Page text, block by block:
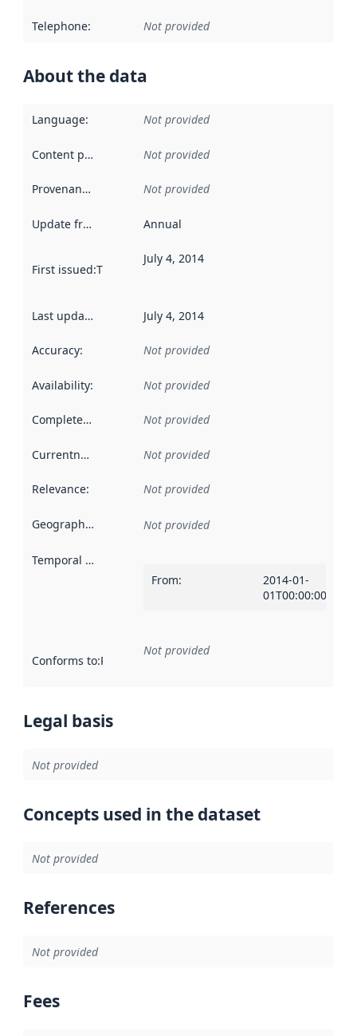
Telephone: Not provided
About the data
Language: Not provided
Content providers Not provided
Provenance Not provided
Update frequency Annual
First issued:This date indicates when the data in this
July 4, 2014
Last updated July 4, 2014
Accuracy: Not provided
Availability: Not provided
Completeness Not provided
Currentness Not provided
Relevance: Not provided
Geographical scope Not provided
Temporal scope
From:
2014-01-
01T00:00:00Z
Conforms to:Reference to an implementation rule or other
Not provided
Legal basis
Not provided
Concepts used in the dataset
Not provided
References
Not provided
Fees